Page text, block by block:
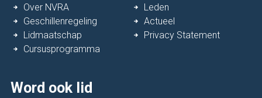
Over NVRA
Geschillenregeling
Lidmaatschap
Cursusprogramma
Leden
Actueel
Privacy Statement
Word ook lid